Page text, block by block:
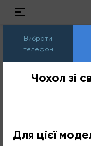
Вибрати
телефон
Чохол зі
Для цієї